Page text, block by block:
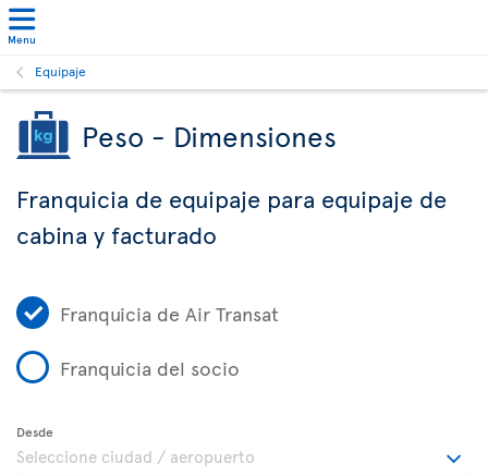
Menu
Equipaje
Peso - Dimensiones
Franquicia de equipaje para equipaje de
cabina y facturado
Franquicia de Air Transat
Franquicia del socio
Desde